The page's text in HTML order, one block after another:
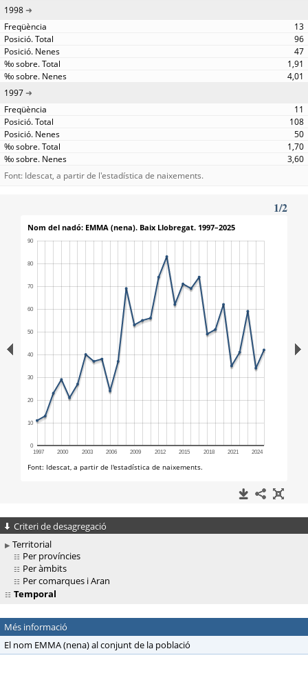
1998
13
96
47
1,91
4,01
1997
11
108
50
1,70
3,60
Font: Idescat, a partir de l'estadística de naixements.
Criteri de desagregació
Territorial
Per províncies
Per àmbits
Per comarques i Aran
Temporal
Més informació
El nom EMMA (nena) al conjunt de la població